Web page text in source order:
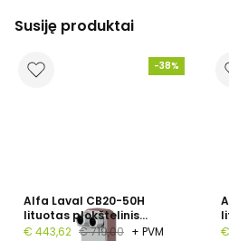
Susiję produktai
-38%
Alfa Laval CB20-50H
lituotas plokštelinis
šilumokaitis, 1", 50
€ 443,62 € 719,00 + PVM